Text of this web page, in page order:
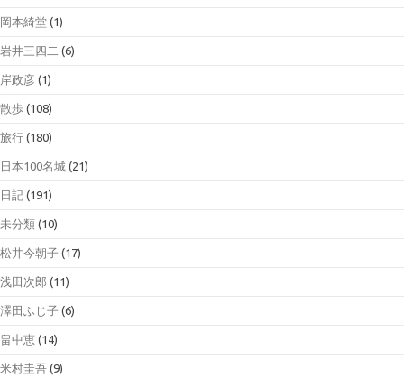
岡本綺堂 (1)
岩井三四二 (6)
岸政彦 (1)
散歩 (108)
旅行 (180)
日本100名城 (21)
日記 (191)
未分類 (10)
松井今朝子 (17)
浅田次郎 (11)
澤田ふじ子 (6)
畠中恵 (14)
米村圭吾 (9)